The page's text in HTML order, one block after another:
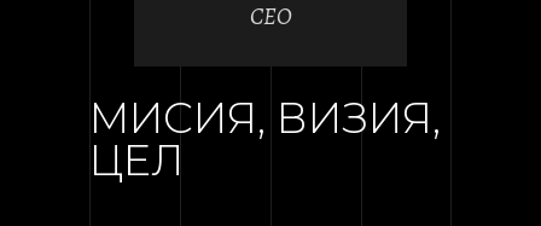
CEO
МИСИЯ, ВИЗИЯ,
ЦЕЛ